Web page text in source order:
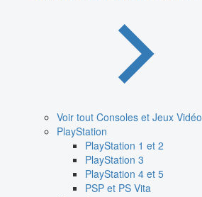
Voir tout Consoles et Jeux Vidéo
PlayStation
PlayStation 1 et 2
PlayStation 3
PlayStation 4 et 5
PSP et PS Vita